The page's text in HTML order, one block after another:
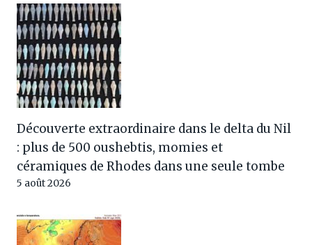
Découverte extraordinaire dans le delta du Nil
: plus de 500 oushebtis, momies et
céramiques de Rhodes dans une seule tombe
5 août 2026